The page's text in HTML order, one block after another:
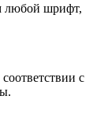
любой шрифт,
с